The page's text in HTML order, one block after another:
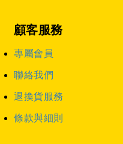
顧客服務
專屬會員
聯絡我們
退換貨服務
條款與細則